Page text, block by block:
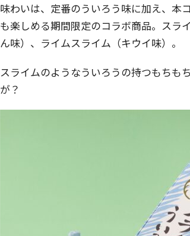
味わいは、定番のういろう味に加え、本
も楽しめる期間限定のコラボ商品。スラ
ん味）、ライムスライム（キウイ味）。
スライムのようなういろうの持つもちも
が？